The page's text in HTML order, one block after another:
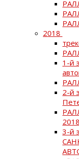
2018
1-й
2-й
3-й